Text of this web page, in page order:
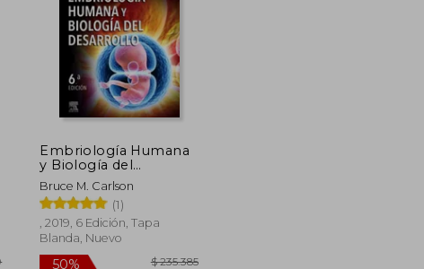
Embriología Humana
y Biología del
Desarrollo (6ª Ed. )
Bruce M. Carlson
(1)
, 2019, 6 Edición, Tapa
Blanda, Nuevo